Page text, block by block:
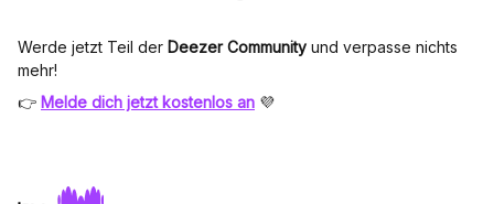
Werde jetzt Teil der Deezer Community und verpasse nichts
mehr!
👉 Melde dich jetzt kostenlos an 💜